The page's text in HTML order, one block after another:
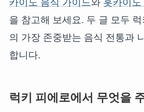
카이도 음식 가이드와 홋카이
을 참고해 보세요. 두 글 모두
의 가장 존중받는 음식 전통과
합니다.
럭키 피에로에서 무엇을